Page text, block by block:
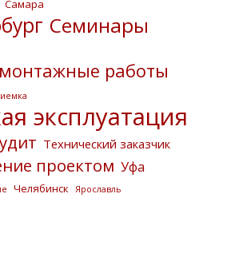
Самара
Семинары
работы
эксплуатация
Технический заказчик
проектом Уфа
Челябинск Ярославль